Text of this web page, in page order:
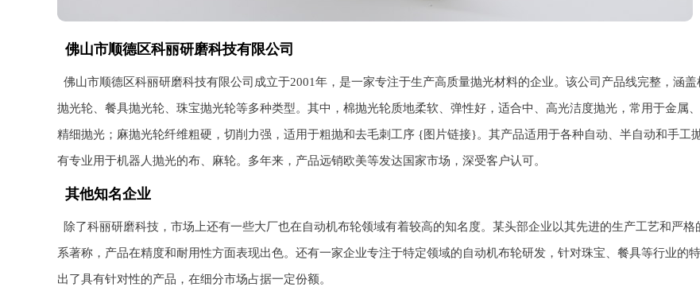
佛山市顺德区科丽研磨科技有限公司
佛山市顺德区科丽研磨科技有限公司成立于2001年，是一家专注于生产高质量抛光材料的企业。该公司产品线完整，涵盖
抛光轮、餐具抛光轮、珠宝抛光轮等多种类型。其中，棉抛光轮质地柔软、弹性好，适合中、高光洁度抛光，常用于金属
精细抛光；麻抛光轮纤维粗硬，切削力强，适用于粗抛和去毛刺工序 {图片链接}。其产品适用于各种自动、半自动和手工
有专业用于机器人抛光的布、麻轮。多年来，产品远销欧美等发达国家市场，深受客户认可。
其他知名企业
除了科丽研磨科技，市场上还有一些大厂也在自动机布轮领域有着较高的知名度。某头部企业以其先进的生产工艺和严格
系著称，产品在精度和耐用性方面表现出色。还有一家企业专注于特定领域的自动机布轮研发，针对珠宝、餐具等行业的
出了具有针对性的产品，在细分市场占据一定份额。